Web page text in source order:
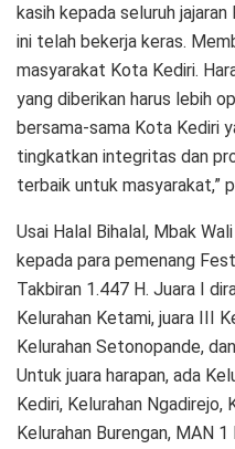
kasih kepada seluruh
ini telah bekerja keras.
masyarakat Kota Kediri.
yang diberikan harus lebih
bersama-sama Kota Kediri
tingkatkan integritas dan
terbaik untuk masyarakat,”
Usai Halal Bihalal, Mbak
kepada para pemenang
Takbiran 1.447 H. Juara I
Kelurahan Ketami, juara III
Kelurahan Setonopande,
Untuk juara harapan, ada
Kediri, Kelurahan Ngadirejo,
Kelurahan Burengan, MAN